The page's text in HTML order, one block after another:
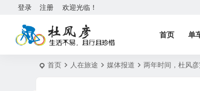
欢迎光临！
登录 注册
首页 单
首页 人在旅途 媒体报道 两年时间，杜风